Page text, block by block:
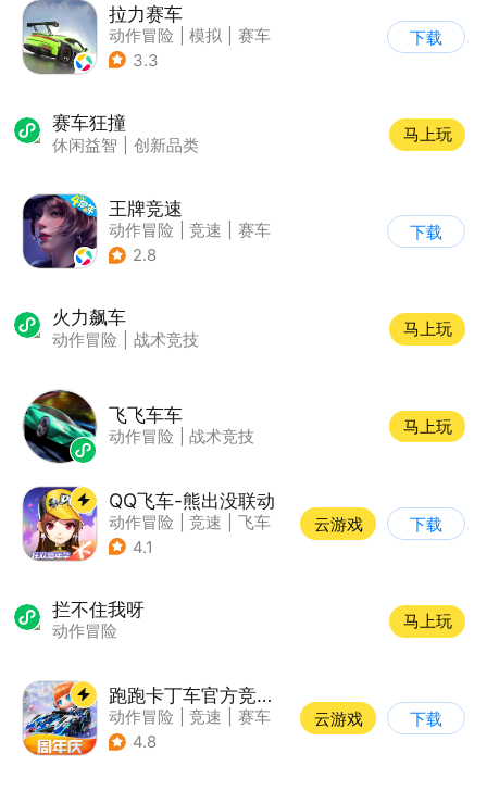
拉力赛车
动作冒险 模拟
赛车
| 漂移
3.3
下载
赛车狂撞
休闲益智 创新品类
马上玩
王牌竞速
动作冒险 竞速
赛车
| 漂移
2.8
下载
火力飙车
动作冒险 战术竞技
马上玩
飞飞车车
动作冒险 战术竞技
马上玩
QQ飞车-熊出没联动
动作冒险 竞速
飞车
| 漂移
4.1
云游戏 下载
拦不住我呀
动作冒险
马上玩
跑跑卡丁车官方竞速版
动作冒险 竞速
赛车
| 跑跑卡丁车
4.8
云游戏 下载